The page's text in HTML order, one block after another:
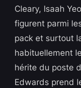
Cleary, Isaah
figurent parmi
pack et surtout
habituellement
hérite du poste
Edwards prend